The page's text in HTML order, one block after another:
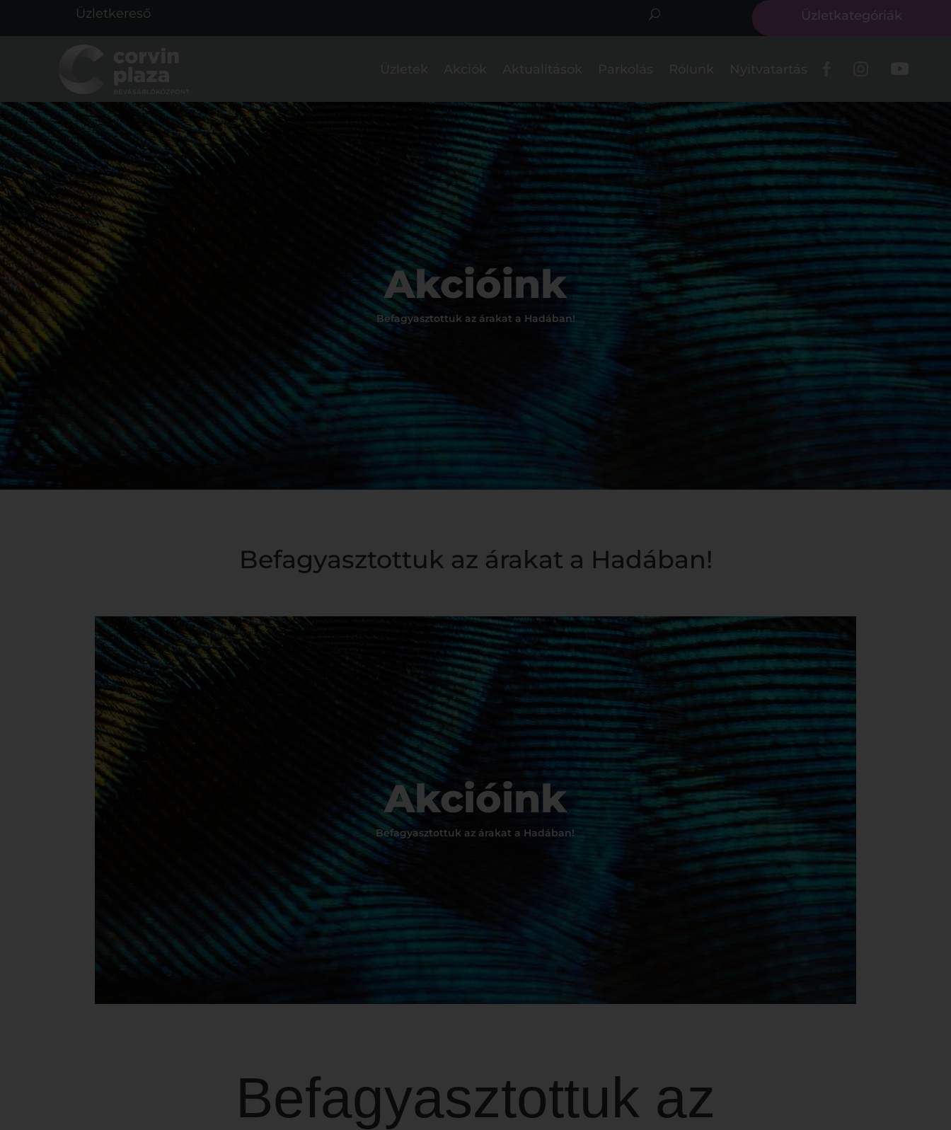
Üzletkategóriák
Akcióink
Befagyasztottuk az árakat a Hadában!
Befagyasztottuk az árakat a Hadában!
Akcióink
Befagyasztottuk az árakat a Hadában!
Befagyasztottuk az